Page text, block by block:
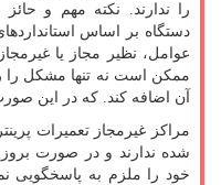
را ندارند. نکته مهم و
دستگاه بر اساس
عوامل، نظیر مجاز یا
ممکن است نه تنها مشکل را
آن اضافه کند. که در این
مراکز غیرمجاز تعمیرات
شده ندارند و در صورت بروز
خود را ملزم به پاسخگویی